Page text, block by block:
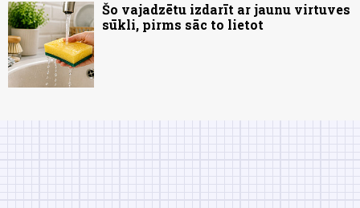
Šo vajadzētu izdarīt ar jaunu virtuves
sūkli, pirms sāc to lietot